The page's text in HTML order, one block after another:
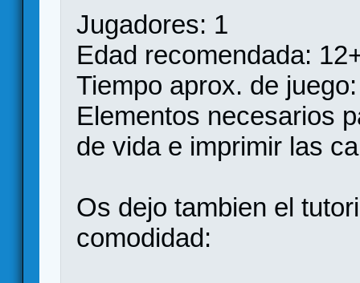
Jugadores: 1
Edad recomendada:
Tiempo aprox. de
Elementos necesarios
de vida e imprimir las
Os dejo tambien el
comodidad: